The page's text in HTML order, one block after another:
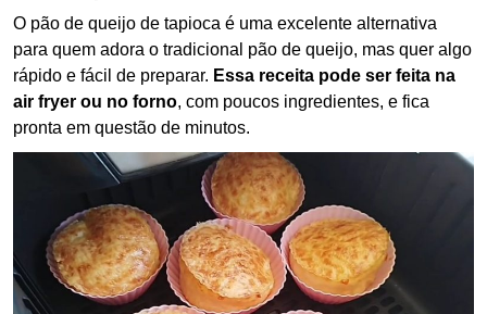
O pão de queijo de tapioca é uma excelente alternativa
para quem adora o tradicional pão de queijo, mas quer algo
rápido e fácil de preparar. Essa receita pode ser feita na
air fryer ou no forno, com poucos ingredientes, e fica
pronta em questão de minutos.